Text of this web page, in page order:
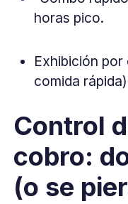
horas pico.
Exhibición
comida
Control
cobro:
(o se